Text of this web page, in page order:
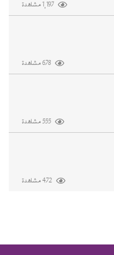
1,197 مشاهدة
678 مشاهدة
555 مشاهدة
472 مشاهدة